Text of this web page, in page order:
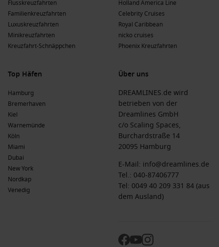
Flusskreuzfahrten
Familienkreuzfahrten
Luxuskreuzfahrten
Minikreuzfahrten
Kreuzfahrt-Schnäppchen
Holland America Line
Celebrity Cruises
Royal Caribbean
nicko cruises
Phoenix Kreuzfahrten
Top Häfen
Hamburg
Bremerhaven
Kiel
Warnemünde
Köln
Miami
Dubai
New York
Nordkap
Venedig
Über uns
DREAMLINES.de wird
betrieben von der
Dreamlines GmbH
c/o Scaling Spaces,
Burchardstraße 14
20095 Hamburg
E-Mail: info@dreamlines.de
Tel.: 040-87406777
Tel: 0049 40 209 331 84 (aus
dem Ausland)